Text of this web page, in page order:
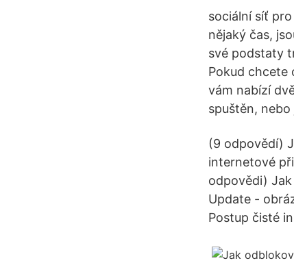
sociální síť
nějaký čas,
své podstaty
Pokud chcete
vám nabízí
spuštěn,
(9 odpovědí)
internetové
odpovědi) Jak
Update -
Postup čisté